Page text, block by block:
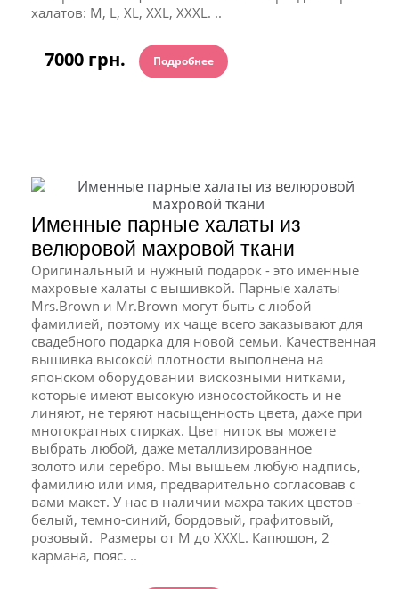
халатов: M, L, XL, XXL, XXXL. ..
7000 грн. Подробнее
Именные парные халаты из
велюровой махровой ткани
Оригинальный и нужный подарок - это именные
махровые халаты с вышивкой. Парные халаты
Mrs.Brown и Mr.Brown могут быть с любой
фамилией, поэтому их чаще всего заказывают для
свадебного подарка для новой семьи. Качественная
вышивка высокой плотности выполнена на
японском оборудовании вискозными нитками,
которые имеют высокую износостойкость и не
линяют, не теряют насыщенность цвета, даже при
многократных стирках. Цвет ниток вы можете
выбрать любой, даже металлизированное
золото или серебро. Мы вышьем любую надпись,
фамилию или имя, предварительно согласовав с
вами макет. У нас в наличии махра таких цветов -
белый, темно-синий, бордовый, графитовый,
розовый. Размеры от M до XXXL. Капюшон, 2
кармана, пояс. ..